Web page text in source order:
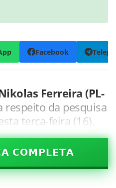
Facebook
Ferreira (PL-
da pesquisa
terça-feira (16).
𝗖𝗢𝗠𝗣𝗟𝗘𝗧𝗔